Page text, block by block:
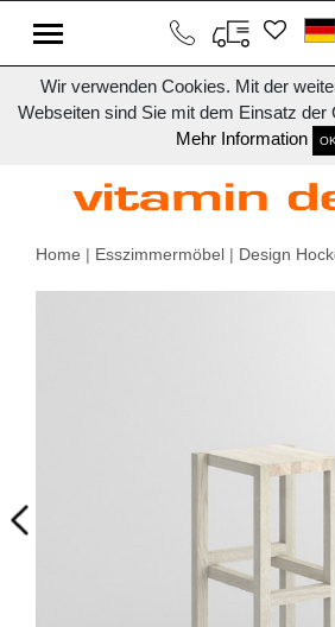
Wir verwenden Cookies. Mit der
Webseiten sind Sie mit dem Einsatz der
Mehr Information
OK
Home | Esszimmermöbel | Design